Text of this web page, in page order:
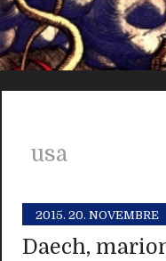
usa
2015. 20. NOVEMBRE
Daech,